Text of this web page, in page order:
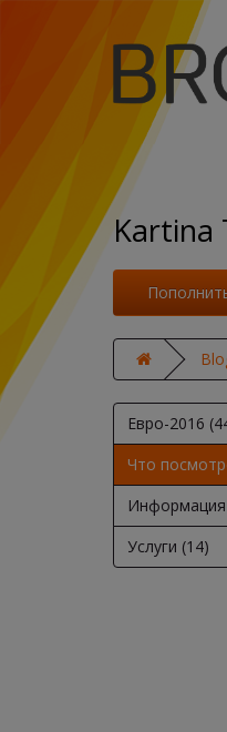
Kartina
Евро-2016
Что
Информация
Услуги (14)